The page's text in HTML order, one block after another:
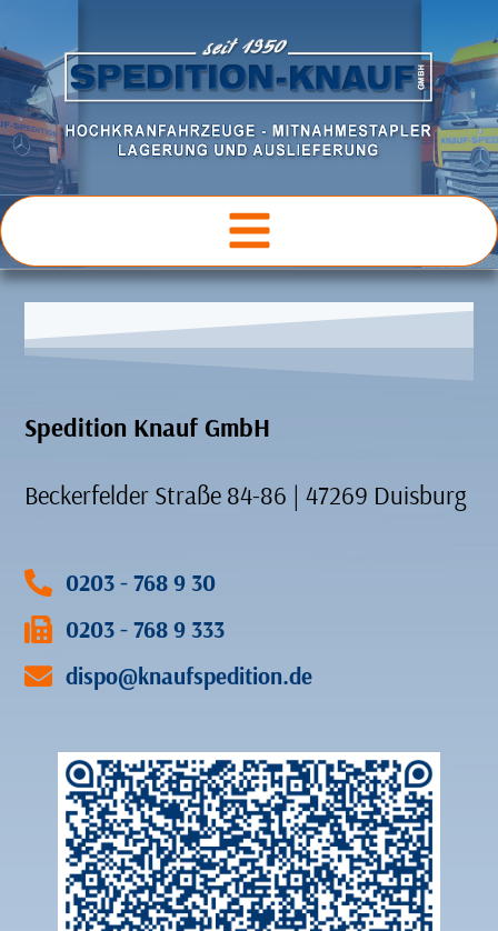
Spedition Knauf GmbH
Beckerfelder Straße 84-86 | 47269 Duisburg
0203 - 768 9 30
0203 - 768 9 333
dispo@knaufspedition.de